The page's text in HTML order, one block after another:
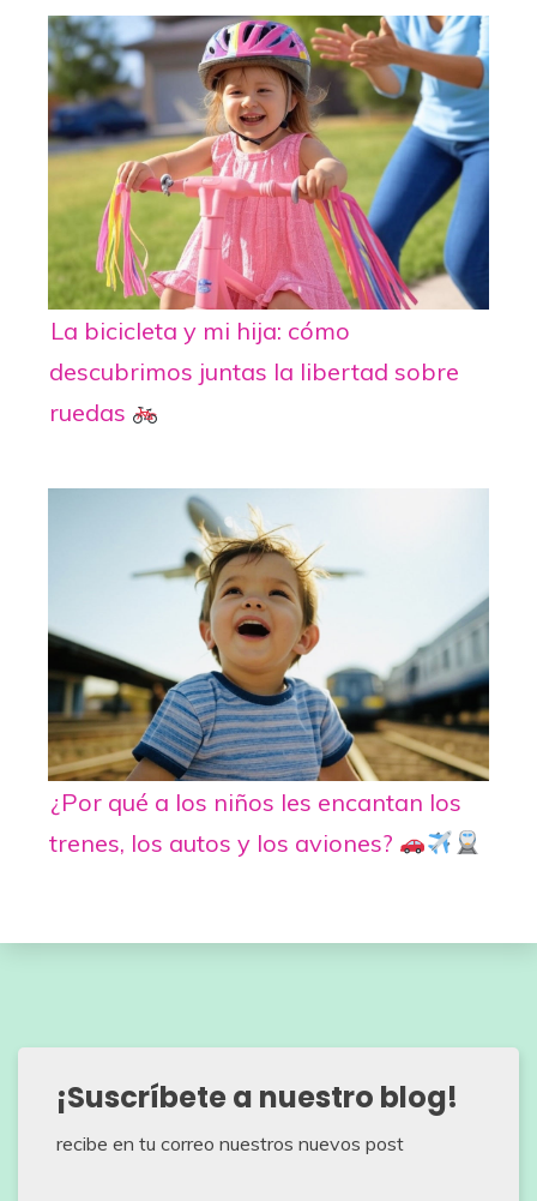
La bicicleta y mi hija: cómo
descubrimos juntas la libertad sobre
ruedas
¿Por qué a los niños les encantan los
trenes, los autos y los aviones?
¡Suscríbete a nuestro blog!
recibe en tu correo nuestros nuevos post